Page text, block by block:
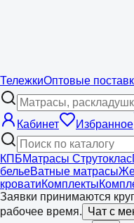
ТележкиОптовые
Кабинет
Избранное
КПБМатрасы Струтоклас
бельеВатные матрасы
кроватиКомплекты
Заявки принимаются
рабочее время. Чат с